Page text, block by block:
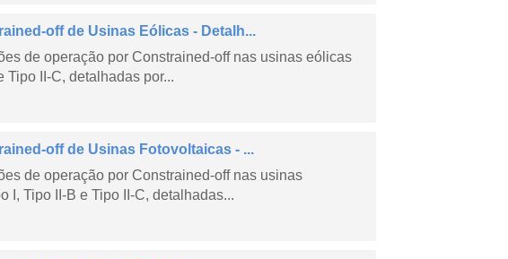
off de Usinas Eólicas - Detalh...
de operação por Constrained-off nas usinas eólicas
II-C, detalhadas por...
off de Usinas Fotovoltaicas - ...
de operação por Constrained-off nas usinas
I, Tipo II-B e Tipo II-C, detalhadas...